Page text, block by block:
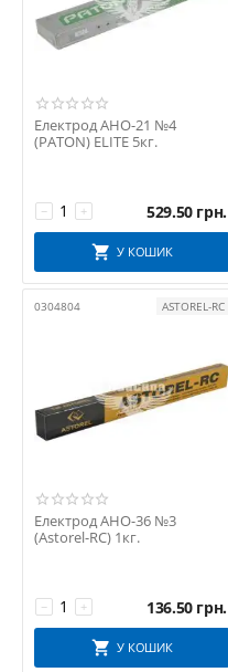
Електрод АНО-21 №4
(PATON) ELITE 5кг.
+
− 529.50 грн.
У КОШИК
0304804 ASTOREL-RC
Електрод АНО-36 №3
(Astorel-RC) 1кг.
+
− 136.50 грн.
У КОШИК